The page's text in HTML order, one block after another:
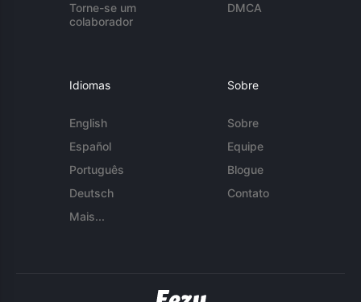
Torne-se um
colaborador
DMCA
Idiomas
English
Español
Português
Deutsch
Mais...
Sobre
Sobre
Equipe
Blogue
Contato